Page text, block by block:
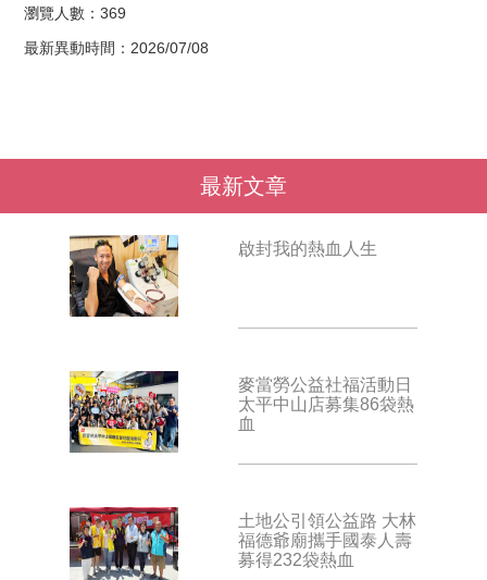
瀏覽人數：369
最新異動時間：2026/07/08
最新文章
啟封我的熱血人生
麥當勞公益社福活動日
太平中山店募集86袋熱
血
土地公引領公益路 大林
福德爺廟攜手國泰人壽
募得232袋熱血